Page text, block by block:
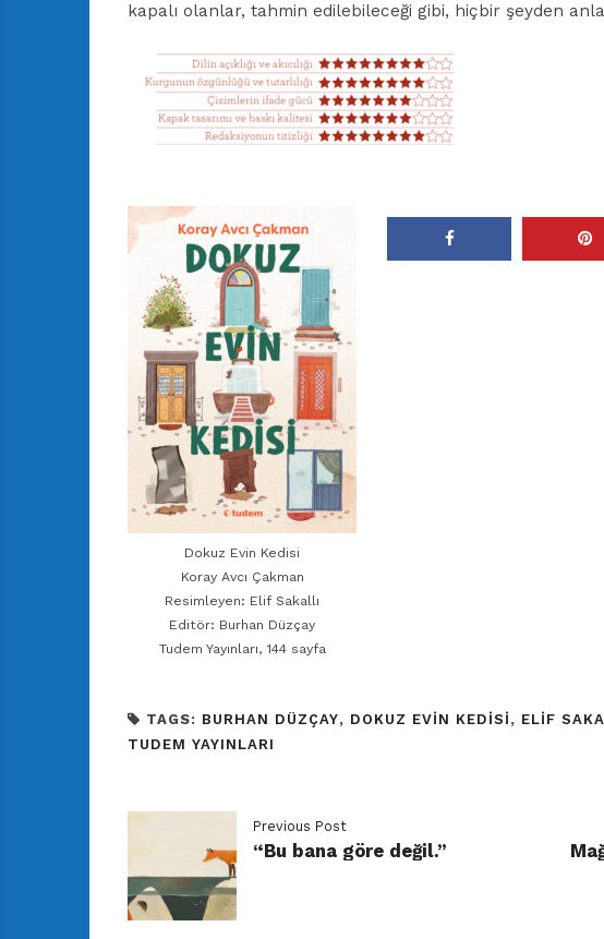
kapalı olanlar, tahmin edilebileceği gibi, hiçbir şeyden
Dokuz Evin Kedisi
Koray Avcı Çakman
Resimleyen: Elif Sakallı
Editör: Burhan Düzçay
Tudem Yayınları, 144 sayfa
TAGS: BURHAN DÜZÇAY, DOKUZ EVIN KEDISI , ELIF
TUDEM YAYINLARI
Previous Post
“Bu bana göre değil.”